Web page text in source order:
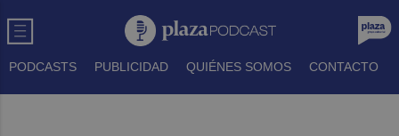
PODCASTS PUBLICIDAD QUIÉNES SOMOS CONTACTO